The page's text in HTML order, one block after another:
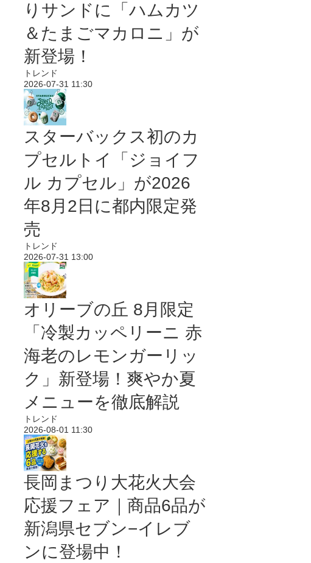
りサンドに「ハムカツ
＆たまごマカロニ」が
新登場！
トレンド
2026-07-31 11:30
スターバックス初のカ
プセルトイ「ジョイフ
ル カプセル」が2026
年8月2日に都内限定発
売
トレンド
2026-07-31 13:00
オリーブの丘 8月限定
「冷製カッペリーニ 赤
海老のレモンガーリッ
ク」新登場！爽やか夏
メニューを徹底解説
トレンド
2026-08-01 11:30
長岡まつり大花火大会
応援フェア｜商品6品が
新潟県セブン−イレブ
ンに登場中！